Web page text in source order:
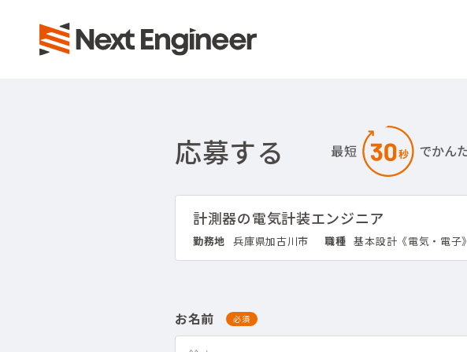
応募する
計測器の電気計装エンジニア
勤務地 兵庫県加古川市 職種 基本設計《電気・電子》
お名前 必須